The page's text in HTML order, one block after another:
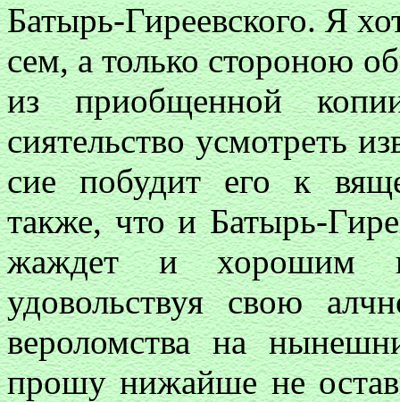
Батырь-Гиреевского. Я
сем, а только стороною
из приобщенной
сиятельство усмотреть
сие побудит его к
также, что и Батырь-
жаждет и хорошим
удовольствуя свою
вероломства на
прошу нижайше не